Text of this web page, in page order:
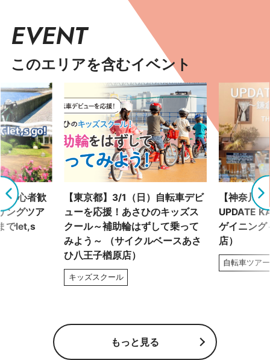
EVENT
このエリアを含むイベント
初心者歓
ングツア
でlet,s
【東京都】3/1（日）自転車デビ
ューを応援！あさひのキッズス
クール～補助輪はずして乗って
みよう～ （サイクルベースあさ
ひ八王子楢原店）
キッズスクール
【神奈川
UPDATE
ゲイニング
店）
自転車ツアー
もっと見る